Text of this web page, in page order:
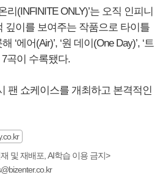
리(INFINITE ONLY)’는 오직 인피니
깊이를 보여주는 작품으로 타이틀
‘에어(Air)’, ‘원 데이(One Day)’, ‘트
7곡이 수록됐다.
팬 쇼케이스를 개최하고 본격적인
및 재배포, AI학습 이용 금지>